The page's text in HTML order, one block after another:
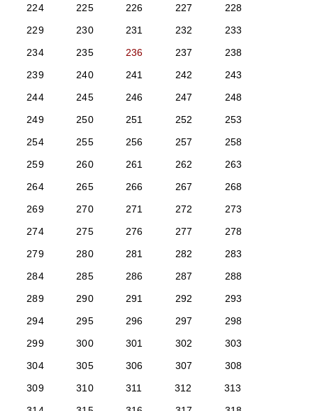
224
225 226 227
228
229
230 231 232
233
234
235 236 237
238
239
240 241 242
243
244
245 246 247
248
249
250 251 252
253
254
255 256 257
258
259
260 261 262
263
264
265 266 267
268
269
270 271 272
273
274
275 276 277
278
279
280 281 282
283
284
285 286 287
288
289
290 291 292
293
294
295 296 297
298
299
300 301 302
303
304
305 306 307
308
309
310 311 312
313